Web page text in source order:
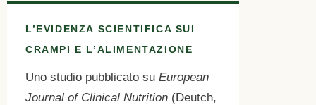
L’EVIDENZA SCIENTIFICA SUI
CRAMPI E L’ALIMENTAZIONE
Uno studio pubblicato su European
Journal of Clinical Nutrition (Deutch,